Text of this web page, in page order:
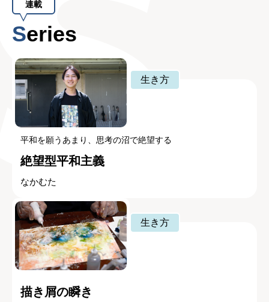
連載
Series
生き方
平和を願うあまり、思考の沼で絶望する
絶望型平和主義
なかむた
生き方
描き屑の瞬き